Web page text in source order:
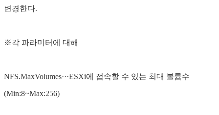
변경한다.
※각 파라미터에 대해
NFS.MaxVolumes···ESXi에 접속할 수 있는 최대 볼륨수
(Min:8~Max:256)